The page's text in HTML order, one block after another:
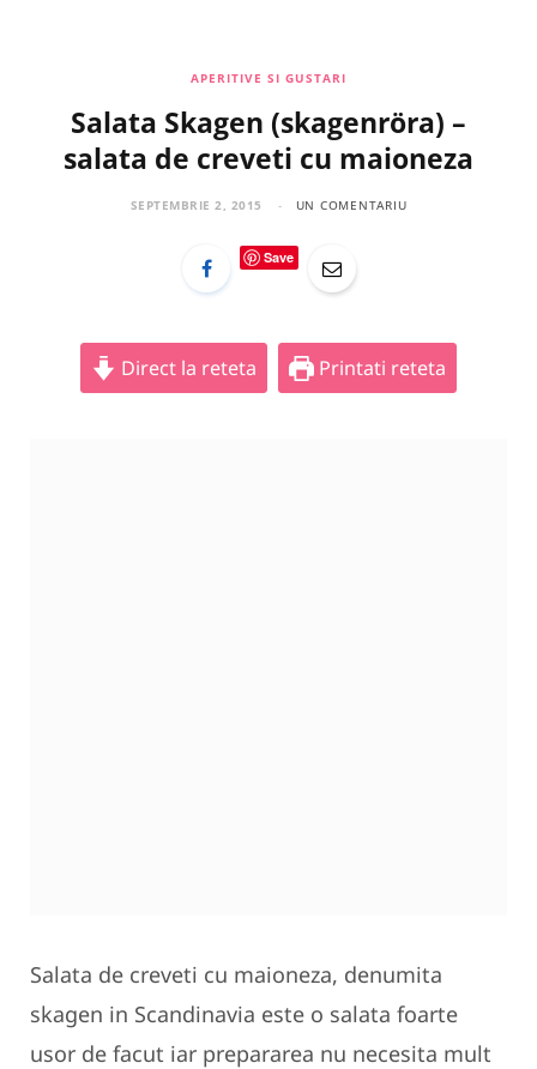
e
b
o
t
a
m
e
APERITIVE SI GUSTARI
Salata Skagen (skagenröra) –
salata de creveti cu maioneza
SEPTEMBRIE 2, 2015 UN COMENTARIU
Save
Direct la reteta Printati reteta
Salata de creveti cu maioneza, denumita
skagen in Scandinavia este o salata foarte
usor de facut iar prepararea nu necesita mult